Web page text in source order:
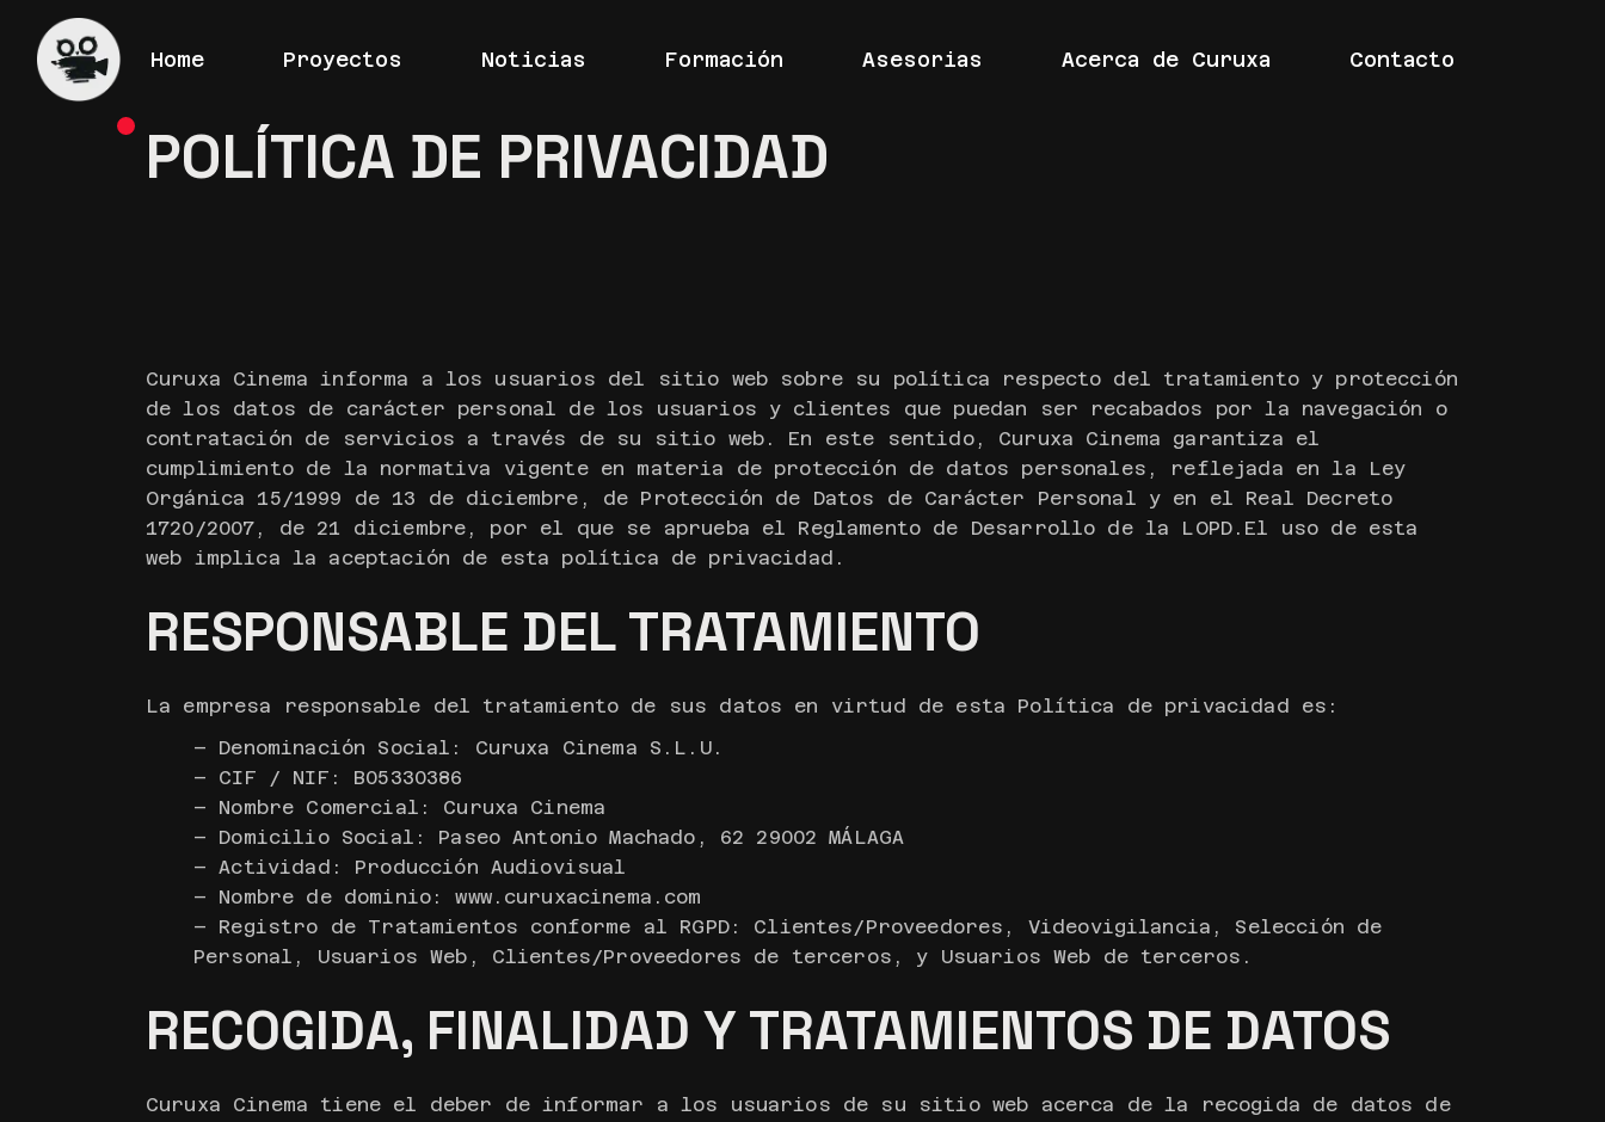
content
Home Proyectos Noticias Formación Asesorias Acerca de Curuxa Contacto
POLÍTICA DE PRIVACIDAD
Curuxa Cinema informa a los usuarios del sitio web sobre su política respecto del tratamiento y protección
de los datos de carácter personal de los usuarios y clientes que puedan ser recabados por la navegación o
contratación de servicios a través de su sitio web. En este sentido, Curuxa Cinema garantiza el
cumplimiento de la normativa vigente en materia de protección de datos personales, reflejada en la Ley
Orgánica 15/1999 de 13 de diciembre, de Protección de Datos de Carácter Personal y en el Real Decreto
1720/2007, de 21 diciembre, por el que se aprueba el Reglamento de Desarrollo de la LOPD.El uso de esta
web implica la aceptación de esta política de privacidad.
RESPONSABLE DEL TRATAMIENTO
La empresa responsable del tratamiento de sus datos en virtud de esta Política de privacidad es:
– Denominación Social: Curuxa Cinema S.L.U.
– CIF / NIF: B05330386
– Nombre Comercial: Curuxa Cinema
– Domicilio Social: Paseo Antonio Machado, 62 29002 MÁLAGA
– Actividad: Producción Audiovisual
– Nombre de dominio: www.curuxacinema.com
– Registro de Tratamientos conforme al RGPD: Clientes/Proveedores, Videovigilancia, Selección de
Personal, Usuarios Web, Clientes/Proveedores de terceros, y Usuarios Web de terceros.
RECOGIDA, FINALIDAD Y TRATAMIENTOS DE DATOS
Curuxa Cinema tiene el deber de informar a los usuarios de su sitio web acerca de la recogida de datos de